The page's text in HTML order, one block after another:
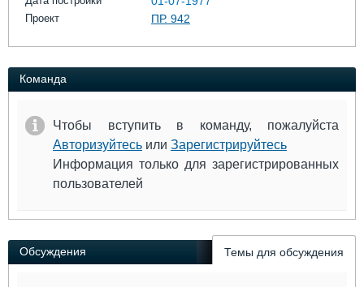
Проект ПР. 942
Команда
Чтобы вступить в команду, пожалуйста
Авторизуйтесь или Зарегистрируйтесь
Информация только для зарегистрированных
пользователей
Обсуждения Темы для обсуждения